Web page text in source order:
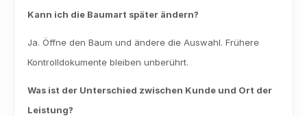
Kann ich die Baumart später ändern?
Ja. Öffne den Baum und ändere die Auswahl. Frühere
Kontrolldokumente bleiben unberührt.
Was ist der Unterschied zwischen Kunde und Ort der
Leistung?